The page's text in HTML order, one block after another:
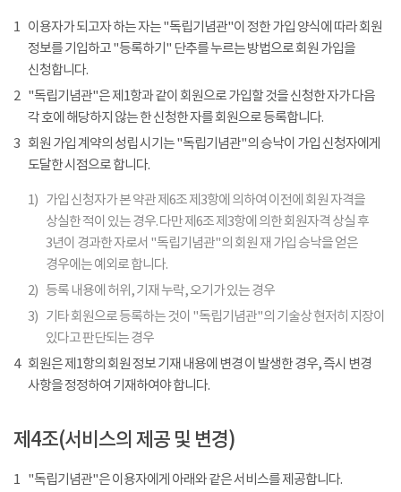
1 이용자가 되고자 하는 자는 "독립기념관"이 정한 가입 양식에 따라 회원
정보를 기입하고 "등록하기" 단추를 누르는 방법으로 회원 가입을
신청합니다.
2 "독립기념관"은 제1항과 같이 회원으로 가입할 것을 신청한 자가 다음
각 호에 해당하지 않는 한 신청한 자를 회원으로 등록합니다.
3 회원 가입 계약의 성립 시기는 "독립기념관"의 승낙이 가입 신청자에게
도달한 시점으로 합니다.
1) 가입 신청자가 본 약관 제6조 제3항에 의하여 이전에 회원 자격을
상실한 적이 있는 경우. 다만 제6조 제3항에 의한 회원자격 상실 후
3년이 경과한 자로서 "독립기념관"의 회원 재 가입 승낙을 얻은
경우에는 예외로 합니다.
2) 등록 내용에 허위, 기재 누락, 오기가 있는 경우
3) 기타 회원으로 등록하는 것이 "독립기념관"의 기술상 현저히 지장이
있다고 판단되는 경우
4
회원은 제1항의 회원 정보 기재 내용에 변경 이 발생한 경우, 즉시 변경
사항을 정정하여 기재하여야 합니다.
제4조(서비스의 제공 및 변경)
1 "독립기념관"은 이용자에게 아래와 같은 서비스를 제공합니다.